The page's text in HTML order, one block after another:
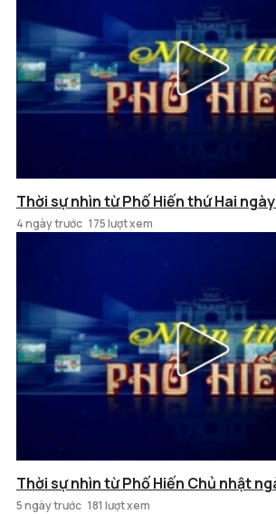
Thời sự nhìn từ Phố Hiến thứ Hai
4 ngày trước 175 lượt xem
Thời sự nhìn từ Phố Hiến Chủ nhật
5 ngày trước 181 lượt xem